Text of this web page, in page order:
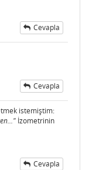
Cevapla
Cevapla
istemiştim:
İzometrinin
Cevapla